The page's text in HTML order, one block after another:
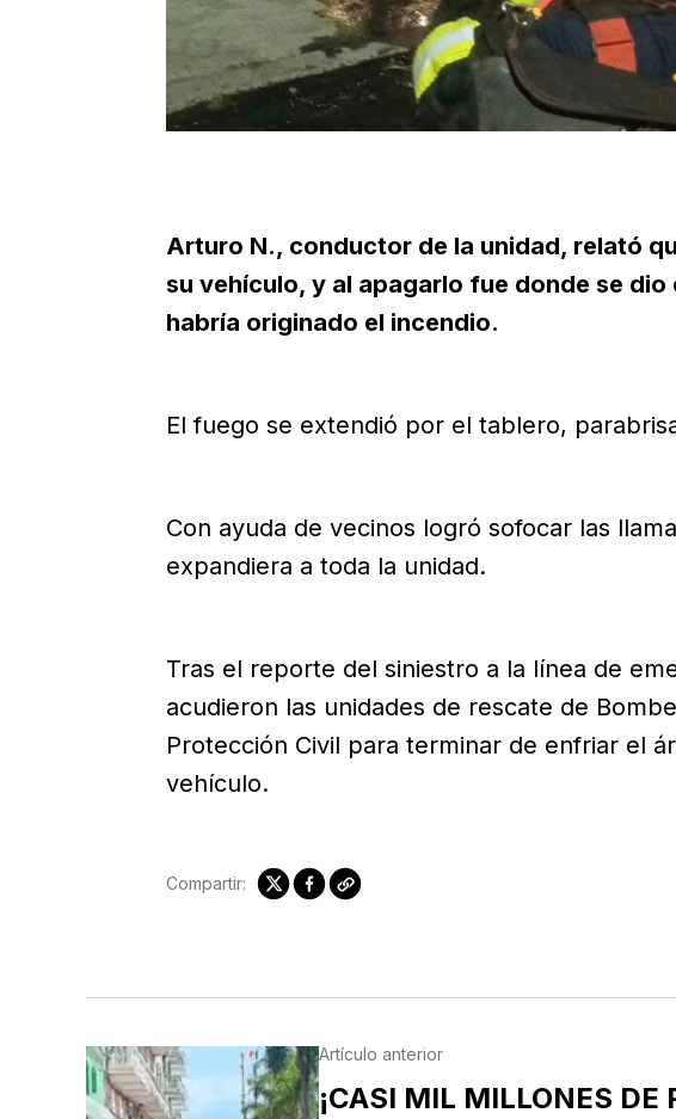
Arturo N., conductor de la unidad, relató
su vehículo, y al apagarlo fue donde se
habría originado el incendio.
El fuego se extendió por el tablero,
Con ayuda de vecinos logró sofocar las
expandiera a toda la unidad.
Tras el reporte del siniestro a la línea de
acudieron las unidades de rescate de
Protección Civil para terminar de enfriar el
vehículo.
Compartir:
Artículo anterior
¡CASI MIL MILLONES DE